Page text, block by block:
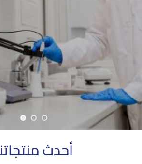
أحدث منتجاتنا